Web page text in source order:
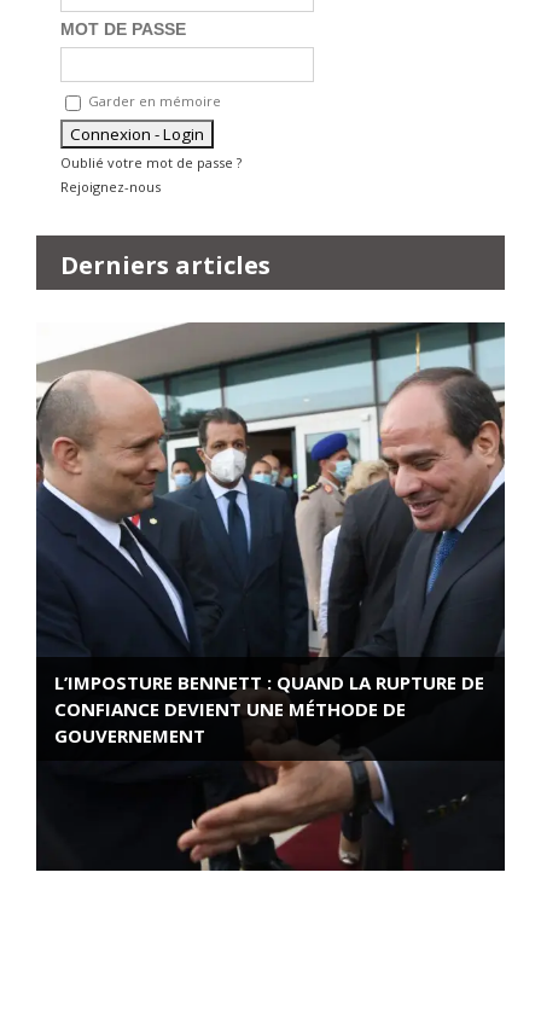
MOT DE PASSE
Garder en mémoire
Oublié votre mot de passe ?
Rejoignez-nous
Derniers articles
L’IMPOSTURE BENNETT : QUAND LA RUPTURE DE
CONFIANCE DEVIENT UNE MÉTHODE DE
GOUVERNEMENT
ROSE VALLAND, HEROÏNE DE LA RESISTANCE